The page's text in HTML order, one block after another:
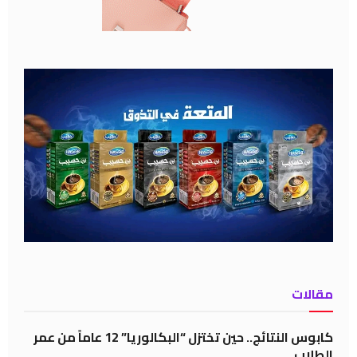
مقالات
كابوس النتائج.. حين تختزل “البكالوريا” 12 عاماً من عمر